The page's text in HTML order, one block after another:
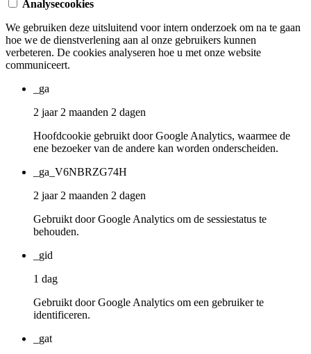
Analysecookies
We gebruiken deze uitsluitend voor intern onderzoek om na te gaan
hoe we de dienstverlening aan al onze gebruikers kunnen
verbeteren. De cookies analyseren hoe u met onze website
communiceert.
_ga
2 jaar 2 maanden 2 dagen
Hoofdcookie gebruikt door Google Analytics, waarmee de
ene bezoeker van de andere kan worden onderscheiden.
_ga_V6NBRZG74H
2 jaar 2 maanden 2 dagen
Gebruikt door Google Analytics om de sessiestatus te
behouden.
_gid
1 dag
Gebruikt door Google Analytics om een gebruiker te
identificeren.
_gat